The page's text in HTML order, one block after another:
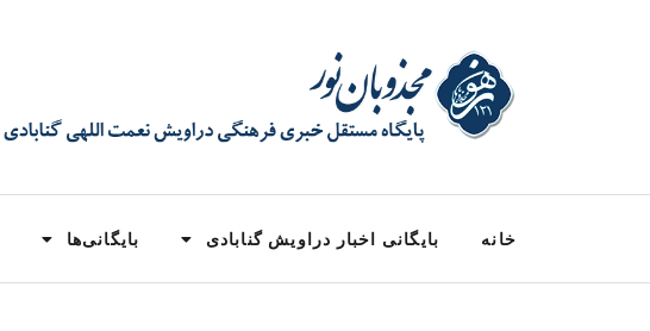
خانه بایگانی اخبار دراویش گنابادی بایگانی‌ها